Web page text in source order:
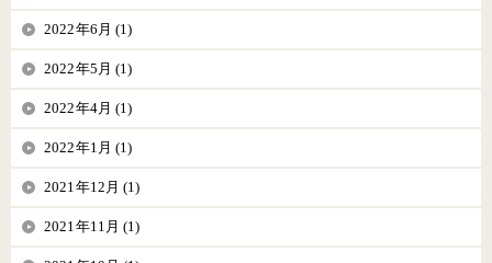
2022年6月 (1)
2022年5月 (1)
2022年4月 (1)
2022年1月 (1)
2021年12月 (1)
2021年11月 (1)